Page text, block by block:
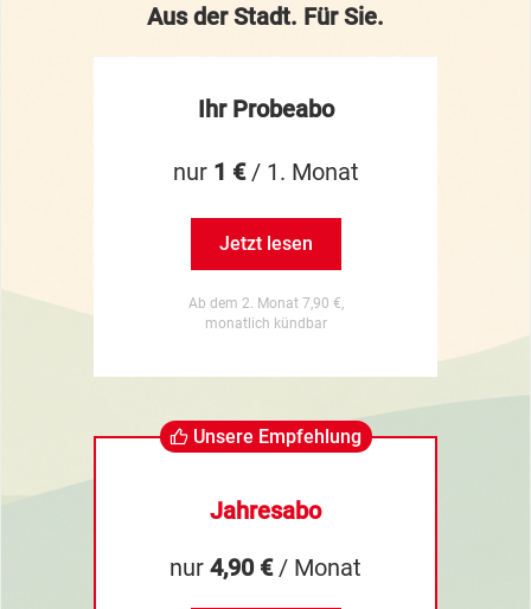
Aus der Stadt. Für Sie.
Ihr Probeabo
nur 1 €/ 1. Monat
Jetzt lesen
Ab dem 2. Monat 7,90 €,
monatlich kündbar
Unsere Empfehlung
Jahresabo
nur 4,90 €/ Monat